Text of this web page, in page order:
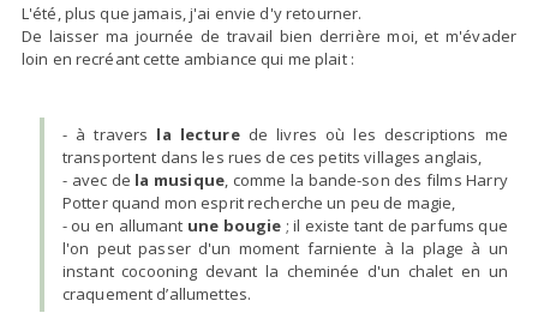
L'été, plus que jamais, j'ai envie d'y retourner.
De laisser ma journée de travail bien derrière moi, et m'évader
loin en recréant cette ambiance qui me plait :
- à travers la lecturede livres où les descriptions me
transportent dans les rues de ces petits villages anglais,
- avec de la musique, comme la bande-son des films Harry
Potter quand mon esprit recherche un peu de magie,
- ou en allumant une bougie ; il existe tant de parfums que
l'on peut passer d'un moment farniente à la plage à un
instant cocooning devant la cheminée d'un chalet en un
craquement d’allumettes.